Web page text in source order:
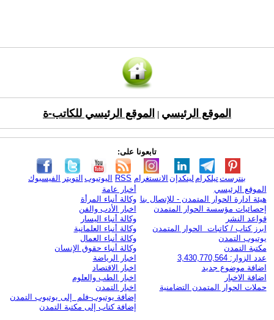
الموقع الرئيسي الموقع الرئيسي للكاتب-ة
تابعونا على:
الفيسبوك التويتر اليوتيوب RSS الانستغرام لينكدإن تيلكرامبنترست
الموقع الرئيسي
هيئة ادارة الحوار المتمدن - للإتصال بنا
إحصائيات مؤسسة الحوار المتمدن
قواعد النشر
ابرز كتاب / كاتبات الحوار المتمدن
يوتيوب التمدن
مكتبة التمدن
عدد الزوار: 3,430,770,564
اضافة موضوع جديد
اضافة الاخبار
حملات الحوار المتمدن التضامنية
أخبار عامة
وكالة أنباء المرأة
اخبار الأدب والفن
وكالة أنباء اليسار
وكالة أنباء العلمانية
وكالة أنباء العمال
وكالة أنباء حقوق الإنسان
اخبار الرياضة
اخبار الاقتصاد
اخبار الطب والعلوم
اخبار التمدن
إضافة يوتيوب-فلم إلى يوتيوب التمدن
إضافة كتاب إلى مكتبة التمدن